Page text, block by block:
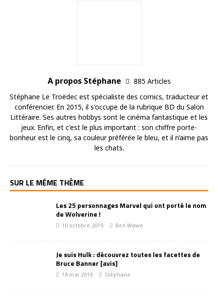
A propos Stéphane
885 Articles
Stéphane Le Troëdec est spécialiste des comics, traducteur et
conférencier. En 2015, il s'occupe de la rubrique BD du Salon
Littéraire. Ses autres hobbys sont le cinéma fantastique et les
jeux. Enfin, et c'est le plus important : son chiffre porte-
bonheur est le cinq, sa couleur préférée le bleu, et il n’aime pas
les chats.
SUR LE MÊME THÈME
Les 25 personnages Marvel qui ont porté le nom
de Wolverine !
10 octobre 2019 Ben Wawe
Je suis Hulk : découvrez toutes les facettes de
Bruce Banner [avis]
18 mai 2019 Stéphane